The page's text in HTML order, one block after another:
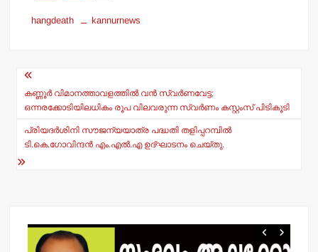
at
p
p
c
o
o
k
hangdeath kannurnews
Post
navigation
കണ്ണൂര്‍ വിമാനത്താവളത്തില്‍ വന്‍ സ്വര്‍ണവേട്ട;
ഒന്നരക്കോടിയിലധികം രൂപ വിലവരുന്ന സ്വര്‍ണം കസ്റ്റംസ് പിടികൂടി
പ്രിയദര്‍ശിനി സൗജന്യയാത്ര പദ്ധതി തളിപ്പറമ്പില്‍
ടി.കെ.ഗോവിന്ദന്‍ എം.എല്‍.എ ഉദ്ഘാടനം ചെയ്തു.